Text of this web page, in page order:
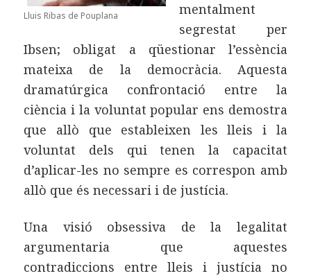
Lluis Ribas de Pouplana
mentalment
segrestat per
Ibsen; obligat a qüestionar l’essència
mateixa de la democràcia. Aquesta
dramatúrgica confrontació entre la
ciència i la voluntat popular ens demostra
que allò que estableixen les lleis i la
voluntat dels qui tenen la capacitat
d’aplicar-les no sempre es correspon amb
allò que és necessari i de justícia.
Una visió obsessiva de la legalitat
argumentaria que aquestes
contradiccions entre lleis i justícia no